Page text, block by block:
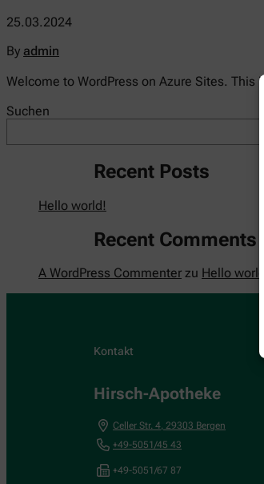
25.03.2024
By admin
Welcome to WordPress on Azure Sites. This
Suchen
Recent Posts
Hello world!
Recent Comments
A WordPress Commenter zu Hello world!
Kontakt
Hirsch-Apotheke
Celler Str. 4 29303 Bergen
+49-5051/45 43
+49-5051/67 87